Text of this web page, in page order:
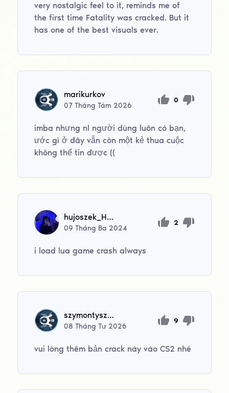
very nostalgic feel to it, reminds me of
the first time Fatality was cracked. But it
has one of the best visuals ever.
marikurkov
07Tháng Tám 2026
0
imba nhưng nl người dùng luôn có bạn,
ước gì ở đây vẫn còn một kẻ thua cuộc
không thể tin được ((
hujoszek_HvH
09Tháng Ba 2024
2
i load lua game crash always
szymontyszka505
08Tháng Tư 2026
9
vui lòng thêm bản crack này vào CS2 nhé